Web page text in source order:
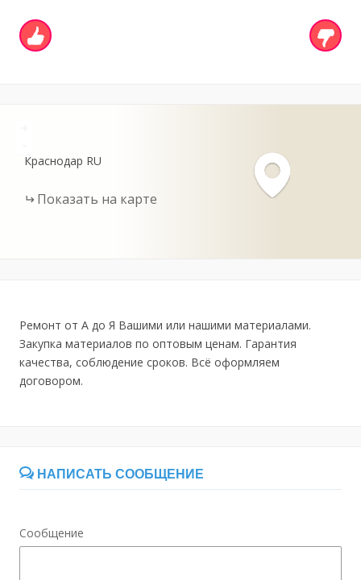
Краснодар RU
Показать на карте
Ремонт от А до Я Вашими или нашими материалами.
Закупка материалов по оптовым ценам. Гарантия
качества, соблюдение сроков. Всё оформляем
договором.
НАПИСАТЬ СООБЩЕНИЕ
Сообщение